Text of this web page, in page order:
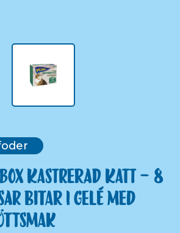
kastrerad katt – 8
bitar i gelé med